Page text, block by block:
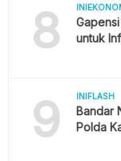
8
untuk
9 INIFLASH
Bandar
Polda